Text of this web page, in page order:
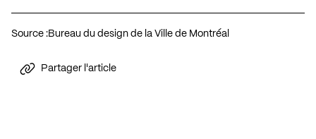
Source :Bureau du design de la Ville de Montréal
Partager l'article